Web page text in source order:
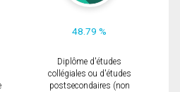
48.79 %
Diplôme d'études
collégiales ou d'études
postsecondaires (non